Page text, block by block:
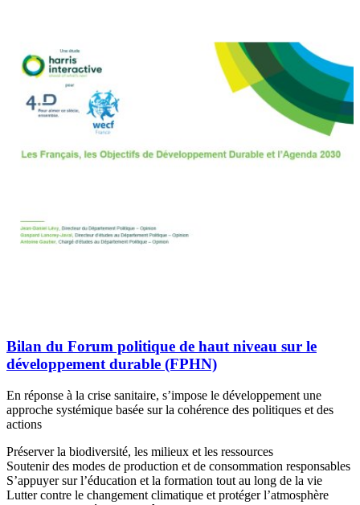
Bilan du Forum politique de haut niveau sur le
développement durable (FPHN)
En réponse à la crise sanitaire, s’impose le développement une
approche systémique basée sur la cohérence des politiques et des
actions
Préserver la biodiversité, les milieux et les ressources
Soutenir des modes de production et de consommation responsables
S’appuyer sur l’éducation et la formation tout au long de la vie
Lutter contre le changement climatique et protéger l’atmosphère